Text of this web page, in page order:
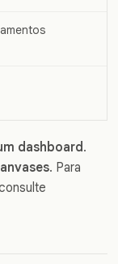
dashboard.
. Para